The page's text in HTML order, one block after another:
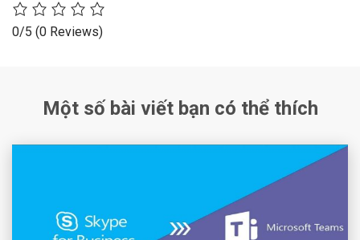
0/5 (0 Reviews)
Một số bài viết bạn có thể thích